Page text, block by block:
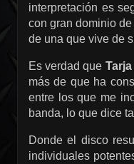
interpretación es
con gran dominio
de una que vive de
Es verdad que Tarja
más de que ha
entre los que me
banda, lo que dice
Donde el disco
individuales